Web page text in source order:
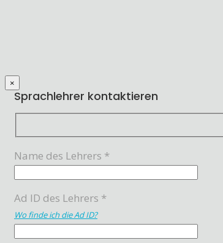
×
Sprachlehrer kontaktieren
Name des Lehrers *
Ad ID des Lehrers *
Wo finde ich die Ad ID?